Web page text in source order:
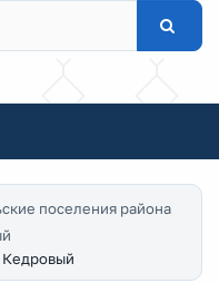
поселения района
Кедровый